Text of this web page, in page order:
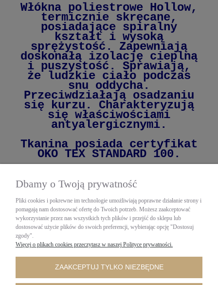
Włókna poliestrowe Hollow,
termicznie skręcane,
posiadające spiralny
kształt i wysoką
sprężystość. Zapewniają
doskonałą izolację cieplną
i puszystość. Sprawiają,
że ludzkie ciało podczas
snu oddycha.
Przeciwdziałają osadzaniu
się kurzu. Charakteryzują
się właściwościami
antyalergicznymi.
Tkanina posiada certyfikat
OKO TEX STANDARD 100.
Dbamy o Twoją prywatność
Pliki cookies i pokrewne im technologie umożliwiają poprawne działanie strony i
pomagają nam dostosować ofertę do Twoich potrzeb. Możesz zaakceptować
wykorzystanie przez nas wszystkich tych plików i przejść do sklepu lub
dostosować użycie plików do swoich preferencji, wybierając opcję "Dostosuj
zgody".
Więcej o plikach cookies przeczytasz w naszej Polityce prywatności.
ZAAKCEPTUJ TYLKO NIEZBĘDNE